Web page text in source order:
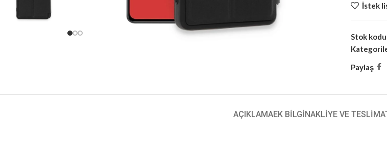
İstek
Stok
Paylaş
AÇIKLAMAEK BILGINAKLIYE VE